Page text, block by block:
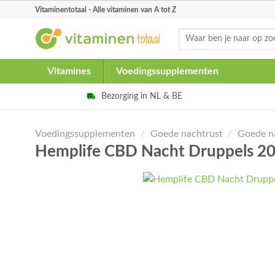
Vitaminentotaal - Alle vitaminen van A tot Z
Zoeken
Vitamines Voedingssupplementen
Bezorging in NL & BE
Voedingssupplementen / Goede nachtrust / Goede
Hemplife CBD Nacht Druppels